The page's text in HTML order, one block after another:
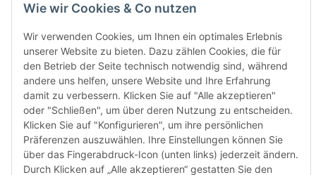
FÜR EUCH UNTERWEGS
Wie wir Cookies & Co nutzen
Wir verwenden Cookies, um Ihnen ein optimales Erlebnis
unserer Website zu bieten. Dazu zählen Cookies, die für
den Betrieb der Seite technisch notwendig sind, während
andere uns helfen, unsere Website und Ihre Erfahrung
damit zu verbessern. Klicken Sie auf "Alle akzeptieren"
oder "Schließen", um über deren Nutzung zu entscheiden.
Klicken Sie auf "Konfigurieren", um ihre persönlichen
Präferenzen auszuwählen. Ihre Einstellungen können Sie
über das Fingerabdruck-Icon (unten links) jederzeit ändern.
Durch Klicken auf „Alle akzeptieren“ gestatten Sie den